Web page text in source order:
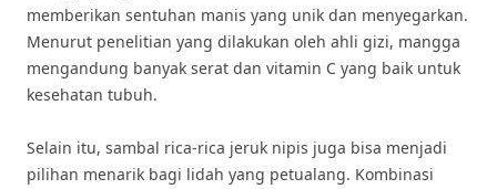
memberikan sentuhan manis yang unik dan menyegarkan.
Menurut penelitian yang dilakukan oleh ahli gizi, mangga
mengandung banyak serat dan vitamin C yang baik untuk
kesehatan tubuh.
Selain itu, sambal rica-rica jeruk nipis juga bisa menjadi
pilihan menarik bagi lidah yang petualang. Kombinasi